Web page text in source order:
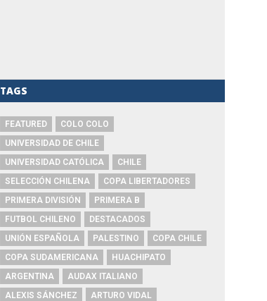
TAGS
FEATURED
COLO COLO
UNIVERSIDAD DE CHILE
UNIVERSIDAD CATÓLICA
CHILE
SELECCIÓN CHILENA
COPA LIBERTADORES
PRIMERA DIVISIÓN
PRIMERA B
FUTBOL CHILENO
DESTACADOS
UNIÓN ESPAÑOLA
PALESTINO
COPA CHILE
COPA SUDAMERICANA
HUACHIPATO
ARGENTINA
AUDAX ITALIANO
ALEXIS SÁNCHEZ
ARTURO VIDAL